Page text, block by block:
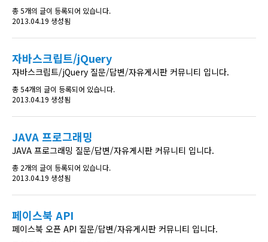
총 5개의 글이 등록되어 있습니다.
2013.04.19 생성됨
자바스크립트/jQuery
자바스크립트/jQuery 질문/답변/자유게시판 커뮤니티 입니다.
총 54개의 글이 등록되어 있습니다.
2013.04.19 생성됨
JAVA 프로그래밍
JAVA 프로그래밍 질문/답변/자유게시판 커뮤니티 입니다.
총 2개의 글이 등록되어 있습니다.
2013.04.19 생성됨
페이스북 API
페이스북 오픈 API 질문/답변/자유게시판 커뮤니티 입니다.